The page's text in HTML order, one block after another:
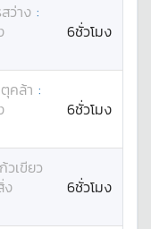
ว่าง :
6ชั่วโมง
คล้า :
6ชั่วโมง
วเขียว
ง
6ชั่วโมง